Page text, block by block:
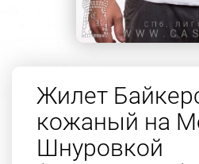
Жилет
кожаный на
Шнуровкой